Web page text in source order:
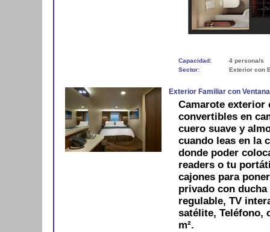
Capacidad:
4 persona/s
Sector:
Exterior con
Exterior Familiar con
Camarote exterior
convertibles en
cuero suave y
cuando leas en la
donde poder
readers o tu
cajones para
privado con
regulable, TV
satélite, Teléfono,
m².